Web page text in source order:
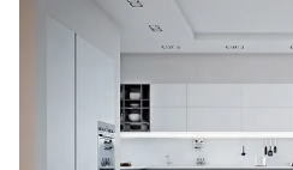
Thị trường
Lịch phát sóng
Chuyên mục khác
Emagazine